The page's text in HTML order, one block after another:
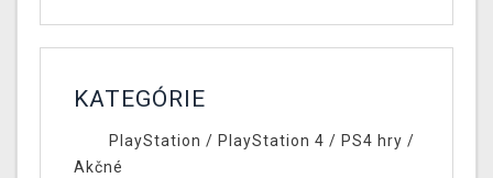
KATEGÓRIE
PlayStation / PlayStation 4 / PS4 hry /
Akčné